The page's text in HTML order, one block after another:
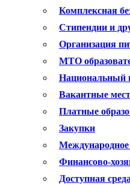
Комплексная
Стипендии и
Организация
МТО
Национальный
Вакантные
Платные
Закупки
Международное
Финансово-
Доступная среда